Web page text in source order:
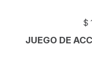
$
JUEGO DE